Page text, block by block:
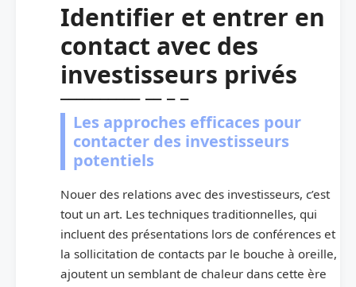
Identifier et entrer en
contact avec des
investisseurs privés
Les approches efficaces pour
contacter des investisseurs
potentiels
Nouer des relations avec des investisseurs, c’est
tout un art. Les techniques traditionnelles, qui
incluent des présentations lors de conférences et
la sollicitation de contacts par le bouche à oreille,
ajoutent un semblant de chaleur dans cette ère